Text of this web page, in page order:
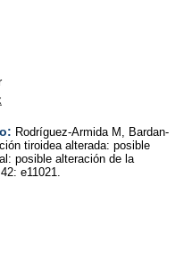
Rodríguez-Armida M, Bardan-
tiroidea alterada: posible
posible alteración de la
e11021.